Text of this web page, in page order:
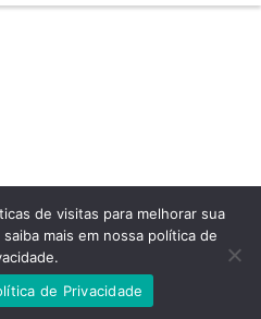
RESERVADOS
de visitas para melhorar sua
mais em nossa política de
de Privacidade